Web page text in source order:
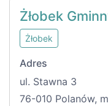
Żłobek
Żłobek
Adres
ul. Stawna 3
76-010 Polanów,